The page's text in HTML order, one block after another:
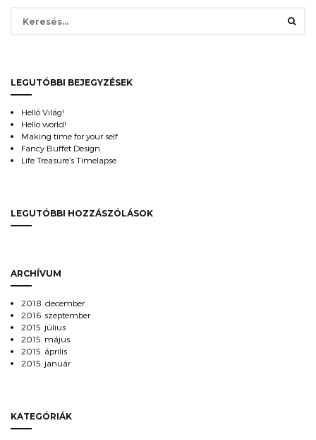
LEGUTÓBBI BEJEGYZÉSEK
Helló Világ!
Hello world!
Making time for your self
Fancy Buffet Design
Life Treasure’s Timelapse
LEGUTÓBBI HOZZÁSZÓLÁSOK
ARCHÍVUM
2018. december
2016. szeptember
2015. július
2015. május
2015. április
2015. január
KATEGÓRIÁK